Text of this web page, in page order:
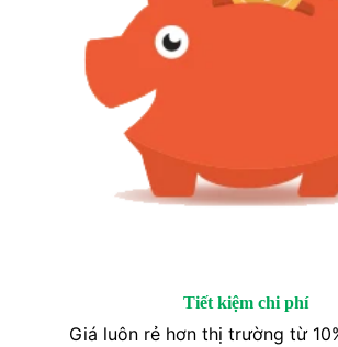
Tiết kiệm chi phí
Giá luôn rẻ hơn thị trường từ